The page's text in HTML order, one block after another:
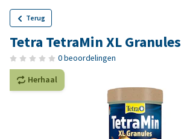
Terug
Tetra TetraMin XL Granules
0 beoordelingen
Herhaal